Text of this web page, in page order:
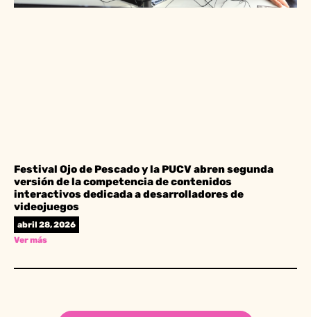
Festival Ojo de Pescado y la PUCV abren segunda
versión de la competencia de contenidos
interactivos dedicada a desarrolladores de
videojuegos
abril 28, 2026
Ver más